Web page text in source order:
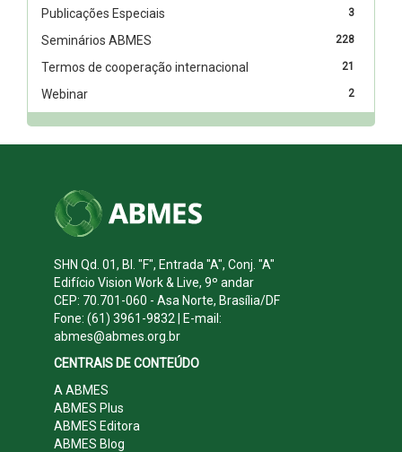
3
Publicações Especiais
228
Seminários ABMES
21
Termos de cooperação internacional
2
Webinar
SHN Qd. 01, Bl. "F", Entrada "A", Conj. "A"
Edifício Vision Work & Live, 9º andar
CEP: 70.701-060 - Asa Norte, Brasília/DF
Fone: (61) 3961-9832 | E-mail:
abmes@abmes.org.br
CENTRAIS DE CONTEÚDO
A ABMES
ABMES Plus
ABMES Editora
ABMES Blog